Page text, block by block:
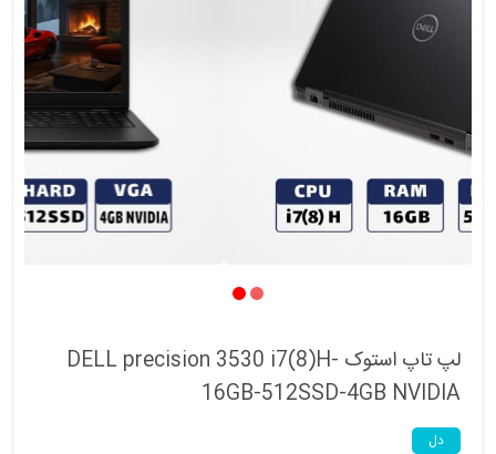
لپ تاپ استوک DELL precision 3530 i7(8)H-
16GB-512SSD-4GB NVIDIA
دل